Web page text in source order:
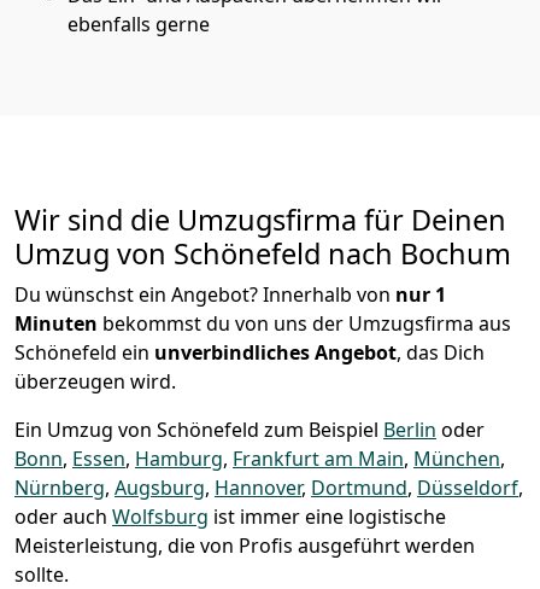
ebenfalls gerne
Wir sind die Umzugsfirma für Deinen
Umzug von Schönefeld nach Bochum
Du wünschst ein Angebot? Innerhalb von nur 1
Minuten bekommst du von uns der Umzugsfirma aus
Schönefeld ein unverbindliches Angebot, das Dich
überzeugen wird.
Ein Umzug von Schönefeld zum Beispiel Berlin oder
Bonn, Essen, Hamburg, Frankfurt am Main, München,
Nürnberg, Augsburg, Hannover, Dortmund, Düsseldorf,
oder auch Wolfsburg ist immer eine logistische
Meisterleistung, die von Profis ausgeführt werden
sollte.